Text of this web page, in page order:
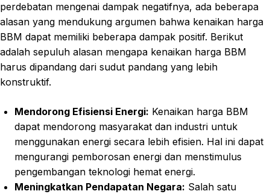
perdebatan mengenai dampak negatifnya, ada beberapa
alasan yang mendukung argumen bahwa kenaikan harga
BBM dapat memiliki beberapa dampak positif. Berikut
adalah sepuluh alasan mengapa kenaikan harga BBM
harus dipandang dari sudut pandang yang lebih
konstruktif.
Mendorong Efisiensi Energi: Kenaikan harga BBM
dapat mendorong masyarakat dan industri untuk
menggunakan energi secara lebih efisien. Hal ini dapat
mengurangi pemborosan energi dan menstimulus
pengembangan teknologi hemat energi.
Meningkatkan Pendapatan Negara: Salah satu